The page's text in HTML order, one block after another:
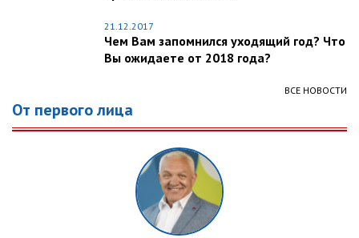
21.12.2017
Чем Вам запомнился уходящий год? Что
Вы ожидаете от 2018 года?
ВСЕ НОВОСТИ
От первого лица